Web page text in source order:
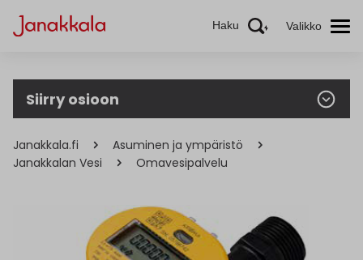
Haku Valikko
Siirry osioon
Janakkala.fi
Asuminen ja ympäristö
Janakkalan Vesi
Omavesipalvelu